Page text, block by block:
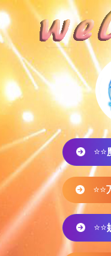
⭐⭐
⭐⭐
⭐⭐